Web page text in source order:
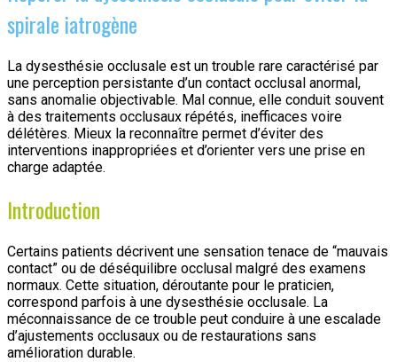
spirale iatrogène
La dysesthésie occlusale est un trouble rare caractérisé par
une perception persistante d’un contact occlusal anormal,
sans anomalie objectivable. Mal connue, elle conduit souvent
à des traitements occlusaux répétés, inefficaces voire
délétères. Mieux la reconnaître permet d’éviter des
interventions inappropriées et d’orienter vers une prise en
charge adaptée.
Introduction
Certains patients décrivent une sensation tenace de “mauvais
contact” ou de déséquilibre occlusal malgré des examens
normaux. Cette situation, déroutante pour le praticien,
correspond parfois à une dysesthésie occlusale. La
méconnaissance de ce trouble peut conduire à une escalade
d’ajustements occlusaux ou de restaurations sans
amélioration durable.